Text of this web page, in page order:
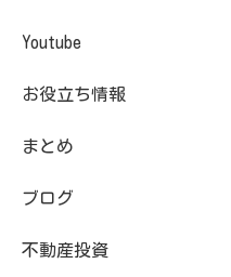
Youtube
お役立ち情報
まとめ
ブログ
不動産投資